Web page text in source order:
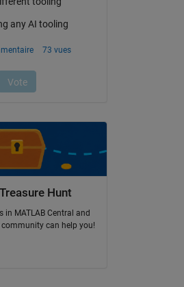
Hunt
in MATLAB Central and
can help you!